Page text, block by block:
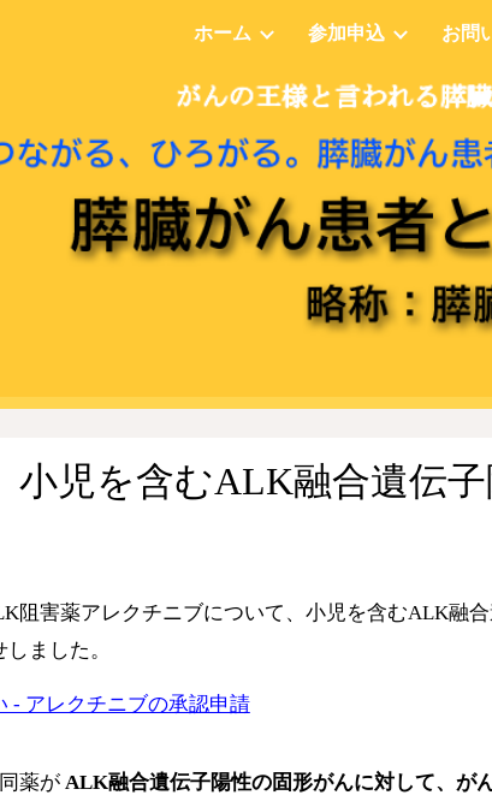
Skip to main content
ホーム 参加申込 お問
小児を含むALK融合遺伝
阻害薬アレクチニブについて、小児を含むALK融
ました。
- アレクチニブの承認申請
薬が ALK融合遺伝子陽性の固形がんに対して、が